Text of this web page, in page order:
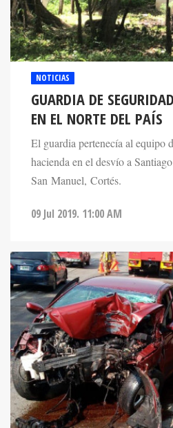
NOTICIAS
GUARDIA DE
EN EL NORTE DEL PAÍS
El guardia pertenecía al equipo
hacienda en el desvío a
San Manuel, Cortés.
09 Jul 2019. 11:00 AM